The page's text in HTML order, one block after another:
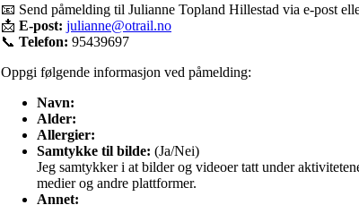
📧 Send påmelding til Julianne Topland Hillestad via e-post
📩 E-post: julianne@otrail.no
📞 Telefon: 95439697
Oppgi følgende informasjon ved påmelding:
Navn:
Alder:
Allergier:
Samtykke til bilde: (Ja/Nei)
Jeg samtykker i at bilder og videoer tatt under
medier og andre plattformer.
Annet: